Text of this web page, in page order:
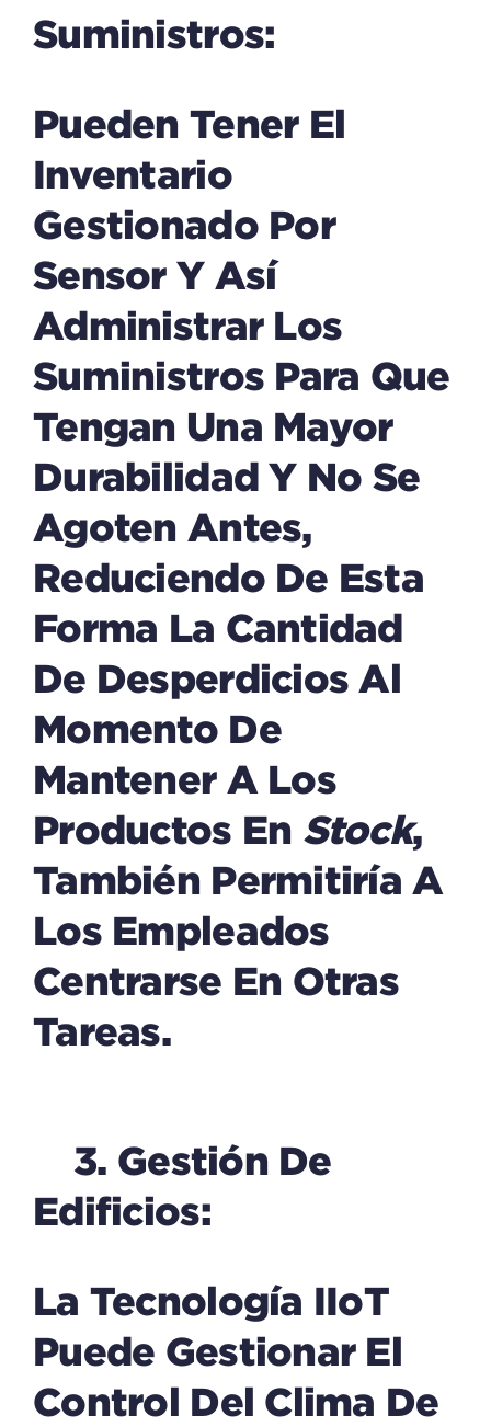
Suministros:
Pueden Tener El
Inventario
Gestionado Por
Sensor Y Así
Administrar Los
Suministros Para Que
Tengan Una Mayor
Durabilidad Y No Se
Agoten Antes,
Reduciendo De Esta
Forma La Cantidad
De Desperdicios Al
Momento De
Mantener A Los
Productos En Stock,
También Permitiría A
Los Empleados
Centrarse En Otras
Tareas.
3. Gestión De
Edificios:
La Tecnología IIoT
Puede Gestionar El
Control Del Clima De